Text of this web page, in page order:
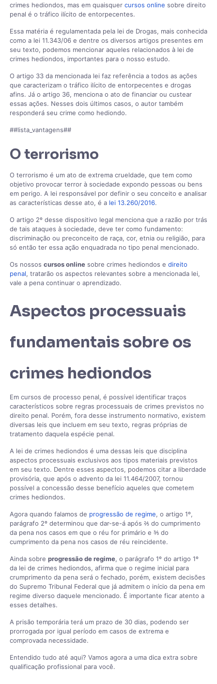
crimes hediondos, mas em quaisquer cursos online sobre direito
penal é o tráfico ilícito de entorpecentes.
Essa matéria é regulamentada pela lei de Drogas, mais conhecida
como a lei 11.343/06 e dentre os diversos artigos presentes em
seu texto, podemos mencionar aqueles relacionados à lei de
crimes hediondos, importantes para o nosso estudo.
O artigo 33 da mencionada lei faz referência a todos as ações
que caracterizam o tráfico ilícito de entorpecentes e drogas
afins. Já o artigo 36, menciona o ato de financiar ou custear
essas ações. Nesses dois últimos casos, o autor também
responderá seu crime como hediondo.
##lista_vantagens##
O terrorismo
O terrorismo é um ato de extrema crueldade, que tem como
objetivo provocar terror à sociedade expondo pessoas ou bens
em perigo. A lei responsável por definir o seu conceito e analisar
as características desse ato, é a lei 13.260/2016.
O artigo 2º desse dispositivo legal menciona que a razão por trás
de tais ataques à sociedade, deve ter como fundamento:
discriminação ou preconceito de raça, cor, etnia ou religião, para
só então ter essa ação enquadrada no tipo penal mencionado.
Os nossos cursos online sobre crimes hediondos e direito
penal, tratarão os aspectos relevantes sobre a mencionada lei,
vale a pena continuar o aprendizado.
Aspectos processuais
fundamentais sobre os
crimes hediondos
Em cursos de processo penal, é possível identificar traços
característicos sobre regras processuais de crimes previstos no
direito penal. Porém, fora desse instrumento normativo, existem
diversas leis que incluem em seu texto, regras próprias de
tratamento daquela espécie penal.
A lei de crimes hediondos é uma dessas leis que disciplina
aspectos processuais exclusivos aos tipos materiais previstos
em seu texto. Dentre esses aspectos, podemos citar a liberdade
provisória, que após o advento da lei 11.464/2007, tornou
possível a concessão desse benefício aqueles que cometem
crimes hediondos.
Agora quando falamos de progressão de regime, o artigo 1º,
parágrafo 2º determinou que dar-se-á após ⅖ do cumprimento
da pena nos casos em que o réu for primário e ⅗ do
cumprimento da pena nos casos de réu reincidente.
Ainda sobre progressão de regime, o parágrafo 1º do artigo 1º
da lei de crimes hediondos, afirma que o regime inicial para
crumprimento da pena será o fechado, porém, existem decisões
do Supremo Tribunal Federal que já admitem o início da pena em
regime diverso daquele mencionado. É importante ficar atento a
esses detalhes.
A prisão temporária terá um prazo de 30 dias, podendo ser
prorrogada por igual período em casos de extrema e
comprovada necessidade.
Entendido tudo até aqui? Vamos agora a uma dica extra sobre
qualificação profissional para você.